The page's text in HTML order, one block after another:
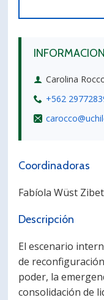
Carolina
+562
Coordinadoras
Fabíola Wüst
Descripción
El escenario
de
poder, la
consolidación de